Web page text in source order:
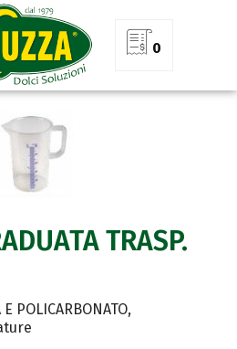
0
TRASP.
POLICARBONATO